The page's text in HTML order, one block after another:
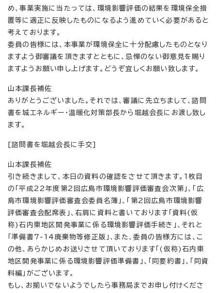
め、事業実施に当たっては、環境影響評価の結果を環境保全措
置等に適正に反映したものになるよう進めていく必要があると
考えております。
委員の皆様には、本事業が環境保全に十分配慮したものとなり
ますよう御審議を頂きますとともに、忌憚のない御意見を賜り
ますようお願い申し上げます。どうぞ宜しくお願い致します。
山本課長補佐
ありがとうございました。それでは、審議に先立ちまして、諮問
書を城エネルギー・温暖化対策部長から堀越会長にお渡し致し
ます。
[諮問書を堀越会長に手交]
山本課長補佐
引き続きまして、本日の資料の確認をさせて頂きます。1枚目
の「平成22年度第2回広島市環境影響評価審査会次第」、「広
島市環境影響評価審査会委員名簿」、「第2回広島市環境影響
評価審査会配席表」、右肩に資料と書いております「資料(仮
称)石内東地区開発事業に係る環境影響評価手続き」、それと
「準備書7-14廃棄物等修正版」、また、委員の皆様方には、こ
の他、あらかじめお送りさせて頂いております「(仮称)石内東
地区開発事業に係る環境影響評価準備書」、「同要約書」、「同資
料編」がございます。
もし、お揃いでないようでしたら事務局までお申し付けくださ